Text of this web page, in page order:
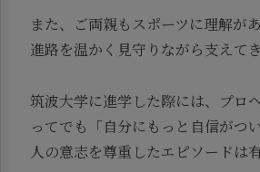
また、ご両親もスポーツに理解が
進路を温かく見守りながら支えて
筑波大学に進学した際には、プロ
ってでも「自分にもっと自信がつ
人の意志を尊重したエピソードは有